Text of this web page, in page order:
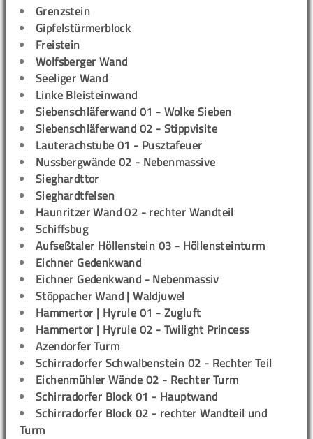
Grenzstein
Gipfelstürmerblock
Freistein
Wolfsberger Wand
Seeliger Wand
Linke Bleisteinwand
Siebenschläferwand 01 - Wolke Sieben
Siebenschläferwand 02 - Stippvisite
Lauterachstube 01 - Pusztafeuer
Nussbergwände 02 - Nebenmassive
Sieghardttor
Sieghardtfelsen
Haunritzer Wand 02 - rechter Wandteil
Schiffsbug
Aufseßtaler Höllenstein 03 - Höllensteinturm
Eichner Gedenkwand
Eichner Gedenkwand - Nebenmassiv
Stöppacher Wand | Waldjuwel
Hammertor | Hyrule 01 - Zugluft
Hammertor | Hyrule 02 - Twilight Princess
Azendorfer Turm
Schirradorfer Schwalbenstein 02 - Rechter Teil
Eichenmühler Wände 02 - Rechter Turm
Schirradorfer Block 01 - Hauptwand
Schirradorfer Block 02 - rechter Wandteil und
Turm